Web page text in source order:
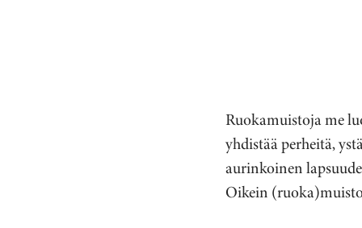
Ruokamuistoja me
yhdistää perheitä,
aurinkoinen
Oikein